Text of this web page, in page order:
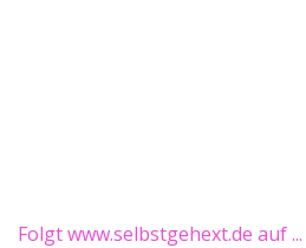
Folgt www.selbstgehext.de auf ...